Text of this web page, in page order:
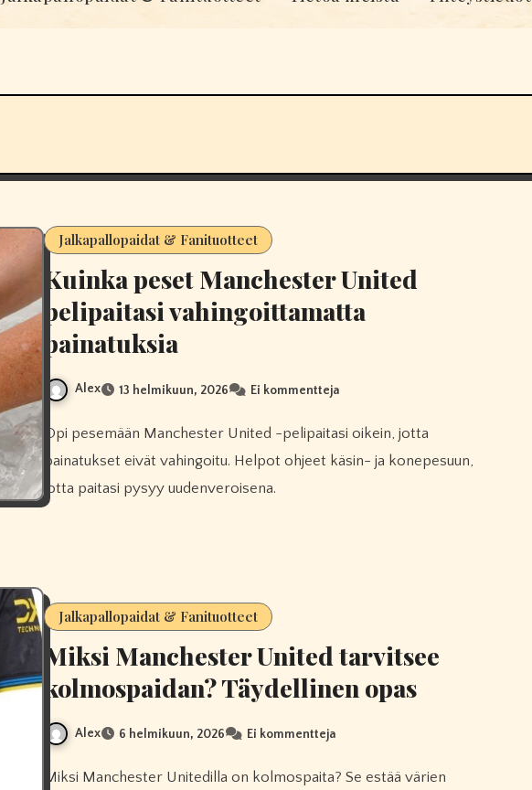
Jalkapallopaidat & Fanituotteet
Kuinka peset Manchester United
pelipaitasi vahingoittamatta
painatuksia
Alex 13 helmikuun, 2026 Ei kommentteja
Opi pesemään Manchester United -pelipaitasi oikein, jotta
painatukset eivät vahingoitu. Helpot ohjeet käsin- ja konepesuun,
jotta paitasi pysyy uudenveroisena.
Jalkapallopaidat & Fanituotteet
Miksi Manchester United tarvitsee
kolmospaidan? Täydellinen opas
Alex 6 helmikuun, 2026 Ei kommentteja
Miksi Manchester Unitedilla on kolmospaita? Se estää värien